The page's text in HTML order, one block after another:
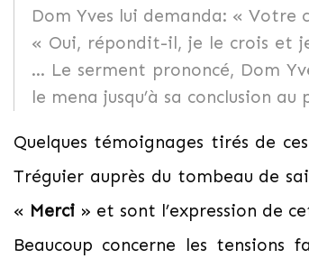
Dom Yves lui demanda: « Votre
« Oui, répondit-il, je le crois et
… Le serment prononcé, Dom
le mena jusqu’à sa conclusion
Quelques témoignages tirés de
Tréguier auprès du tombeau de
« Merci » et sont l’expression de
Beaucoup concerne les tensions